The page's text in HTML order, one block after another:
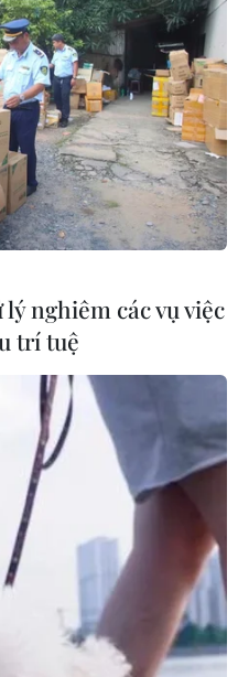
tại một khu vực đồi núi
Ấn Độ, làm 19 người thiệt
nghiêm các vụ việc
trí tuệ